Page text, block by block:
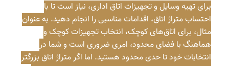
برای تهیه وسایل و تجهیزات اتاق اداری، نیاز است تا با
احتساب متراژ اتاق، اقدامات مناسبی را انجام دهید. به عنوان
مثال، برای اتاق‌های کوچک، انتخاب تجهیزات کوچک و
هماهنگ با فضای محدود، امری ضروری است و شما در
انتخابات خود تا حدی محدود هستید. اما اگر متراژ اتاق بزرگتر